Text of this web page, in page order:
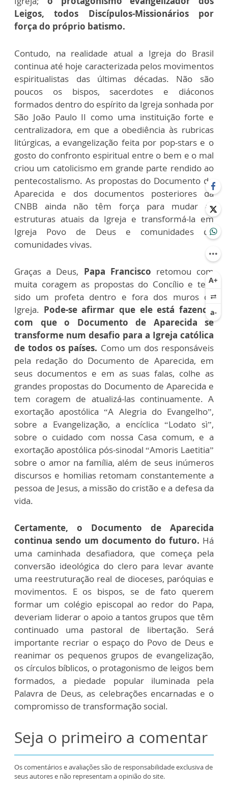
Leigos, todos Discípulos-Missionários por
força do próprio batismo.
Contudo, na realidade atual a Igreja do Brasil
continua até hoje caracterizada pelos movimentos
espiritualistas das últimas décadas. Não são
poucos os bispos, sacerdotes e diáconos
formados dentro do espírito da Igreja sonhada por
São João Paulo II como uma instituição forte e
centralizadora, em que a obediência às rubricas
litúrgicas, a evangelização feita por pop-stars e o
gosto do confronto espiritual entre o bem e o mal
criou um catolicismo em grande parte rendido ao
pentecostalismo. As propostas do Documento de
Aparecida e dos documentos posteriores da
CNBB ainda não têm força para mudar as
estruturas atuais da Igreja e transformá-la em
Igreja Povo de Deus e comunidades de
comunidades vivas.
Graças a Deus, Papa Francisco retomou com
muita coragem as propostas do Concílio e tem
sido um profeta dentro e fora dos muros da
Igreja. Pode-se afirmar que ele está fazendo
com que o Documento de Aparecida se
transforme num desafio para a Igreja católica
de todos os países. Como um dos responsáveis
pela redação do Documento de Aparecida, em
seus documentos e em as suas falas, colhe as
grandes propostas do Documento de Aparecida e
tem coragem de atualizá-las continuamente. A
exortação apostólica “A Alegria do Evangelho”,
sobre a Evangelização, a encíclica “Lodato sì”,
sobre o cuidado com nossa Casa comum, e a
exortação apostólica pós-sinodal “Amoris Laetitia”
sobre o amor na família, além de seus inúmeros
discursos e homilias retomam constantemente a
pessoa de Jesus, a missão do cristão e a defesa da
vida.
Certamente, o Documento de Aparecida
continua sendo um documento do futuro. Há
uma caminhada desafiadora, que começa pela
conversão ideológica do clero para levar avante
uma reestruturação real de dioceses, paróquias e
movimentos. E os bispos, se de fato querem
formar um colégio episcopal ao redor do Papa,
deveriam liderar o apoio a tantos grupos que têm
continuado uma pastoral de libertação. Será
importante recriar o espaço do Povo de Deus e
reanimar os pequenos grupos de evangelização,
os círculos bíblicos, o protagonismo de leigos bem
formados, a piedade popular iluminada pela
Palavra de Deus, as celebrações encarnadas e o
compromisso de transformação social.
Seja o primeiro a comentar
Os comentários e avaliações são de responsabilidade exclusiva de
seus autores e não representam a opinião do site.